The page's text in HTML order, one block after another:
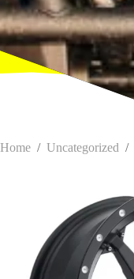
Home / Uncategorized /